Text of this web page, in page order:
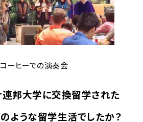
ーヒーでの演奏会
連邦大学に交換留学された
のような留学生活でしたか？